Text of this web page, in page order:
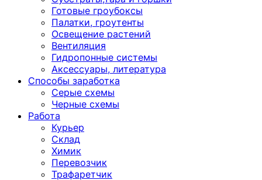
Готовые гроубоксы
Палатки, гроутенты
Освещение растений
Вентиляция
Гидропонные системы
Аксессуары, литература
Способы заработка
Серые схемы
Черные схемы
Работа
Курьер
Склад
Химик
Перевозчик
Трафаретчик